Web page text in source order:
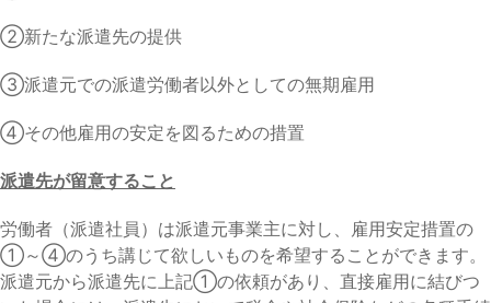
②新たな派遣先の提供
③派遣元での派遣労働者以外としての無期雇用
④その他雇用の安定を図るための措置
派遣先が留意すること
労働者（派遣社員）は派遣元事業主に対し、雇用安定措置の
①～④のうち講じて欲しいものを希望することができます。
派遣元から派遣先に上記①の依頼があり、直接雇用に結びつ